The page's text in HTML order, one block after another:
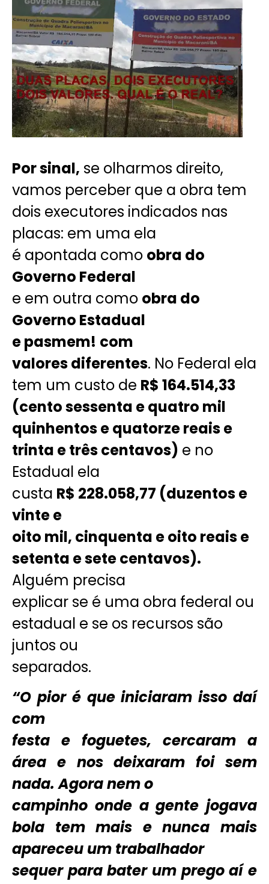
Por sinal, se olharmos direito,
vamos perceber que a obra tem
dois executores indicados nas
placas: em uma ela
é apontada como obra do
Governo Federal
e em outra como obra do
Governo Estadual
e pasmem! com
valores diferentes. No Federal ela
tem um custo de R$ 164.514,33
(cento sessenta e quatro mil
quinhentos e quatorze reais e
trinta e três centavos) e no
Estadual ela
custa R$ 228.058,77 (duzentos e
vinte e
oito mil, cinquenta e oito reais e
setenta e sete centavos).
Alguém precisa
explicar se é uma obra federal ou
estadual e se os recursos são
juntos ou
separados.
“O pior é que iniciaram isso daí
com
festa e foguetes, cercaram a
área e nos deixaram foi sem
nada. Agora nem o
campinho onde a gente jogava
bola tem mais e nunca mais
apareceu um trabalhador
sequer para bater um prego aí e